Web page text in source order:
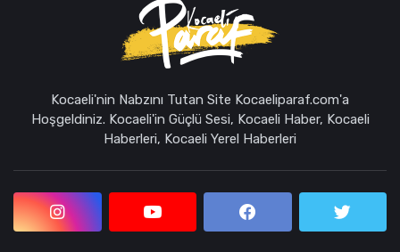
Kocaeli'nin Nabzını Tutan Site Kocaeliparaf.com'a
Hoşgeldiniz. Kocaeli'in Güçlü Sesi, Kocaeli Haber, Kocaeli
Haberleri, Kocaeli Yerel Haberleri